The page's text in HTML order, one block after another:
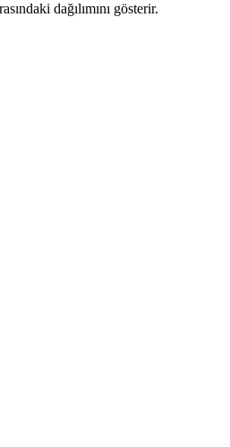
dağılımını gösterir.